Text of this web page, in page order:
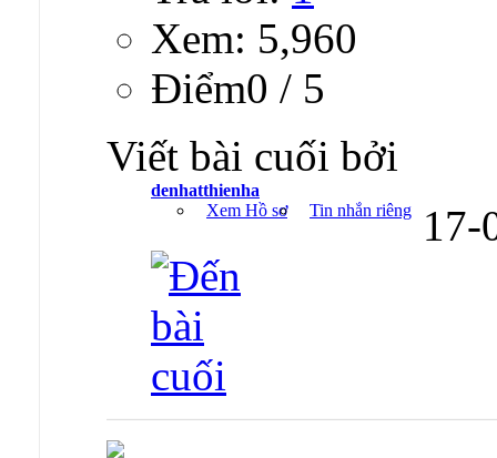
Xem: 5,960
Ðiểm0 / 5
Viết bài cuối bởi
denhatthienha
Xem Hồ sơ
Tin nhắn riêng